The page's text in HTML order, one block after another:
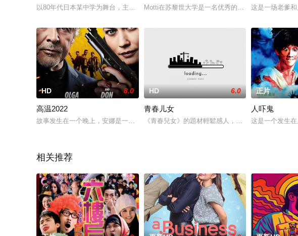
以80年代日本某中学为舞台，主角是痴迷于学校营养午餐的老师幸男，影片讲述了他和学
Motti在苏黎世大学是一名优秀的学生，在他父亲的
这是一场老爹
HD 8.0
高温2022
故事发生在一个晚上，安娜是一位一丝不苟的主厨，有着不为人知的过去，她的丈夫雷是
HD 6.0
青春儿女
《青春兒女》的題材輕鬆感人，充分表現出年輕一
正片
人吓鬼
这是一个发生
相关推荐